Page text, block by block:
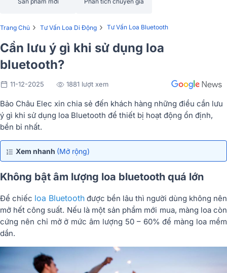
Trang Chủ › Tư Vấn Loa Di Động › Tư Vấn Loa Bluetooth
Cần lưu ý gì khi sử dụng loa
bluetooth?
11-12-2025 1881 lượt xem
Bảo Châu Elec xin chia sẻ đến khách hàng những điều cần lưu
ý gì khi sử dụng loa Bluetooth để thiết bị hoạt động ổn định,
bền bỉ nhất.
Xem nhanh (Mở rộng)
Không bật âm lượng loa bluetooth quá lớn
Để chiếc loa Bluetooth được bền lâu thì người dùng không nên
mở hết công suất. Nếu là một sản phẩm mới mua, màng loa còn
cứng nên chỉ mở ở mức âm lượng 50 – 60% để màng loa mềm
dần.